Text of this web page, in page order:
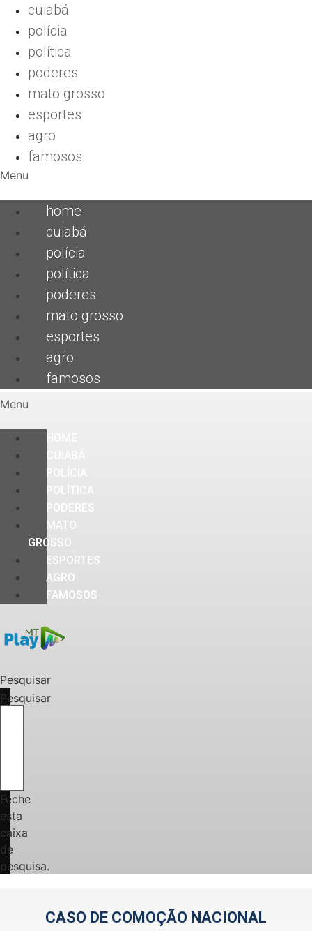
cuiabá
polícia
política
poderes
mato grosso
esportes
agro
famosos
Menu
home
cuiabá
polícia
política
poderes
mato grosso
esportes
agro
famosos
Menu
PODERES
MATO
GROSSO
ESPORTES
AGRO
FAMOSOS
Pesquisar
Pesquisar
Feche
esta
caixa
de
pesquisa.
CASO DE COMOÇÃO NACIONAL